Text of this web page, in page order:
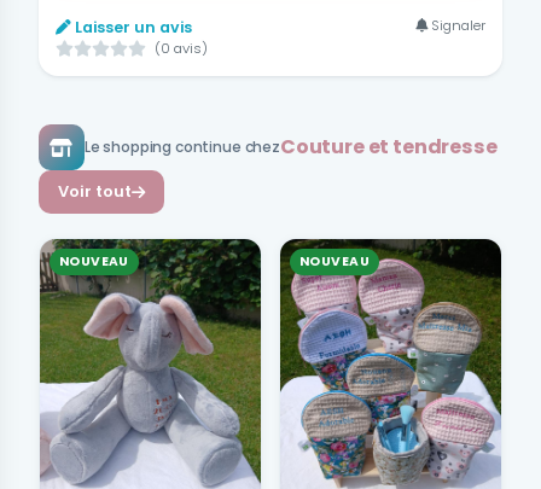
Laisser un avis
(0 avis)
Signaler
Le shopping continue chezCouture et tendresse
Voir tout
NOUVEAU NOUVEAU